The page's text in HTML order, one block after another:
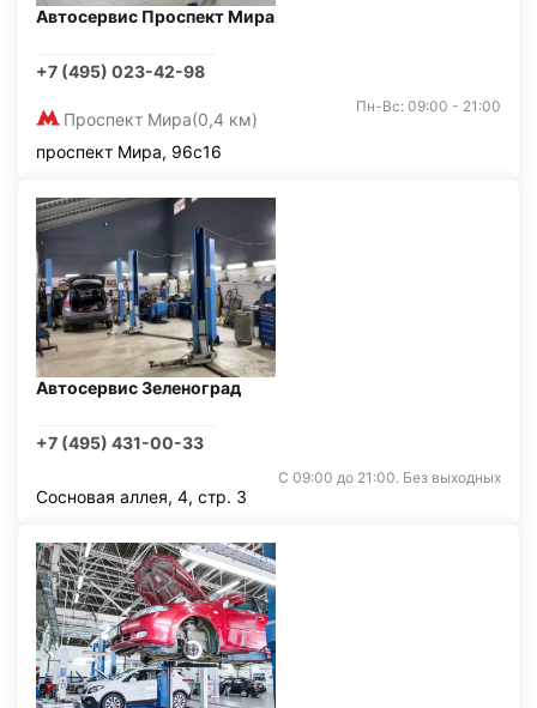
Автосервис Проспект Мира
+7 (495) 023-42-98
Проспект Мира(0,4 км)
Пн-Вс: 09:00 - 21:00
проспект Мира, 96с16
Автосервис Зеленоград
+7 (495) 431-00-33
С 09:00 до 21:00. Без выходных
Сосновая аллея, 4, стр. 3